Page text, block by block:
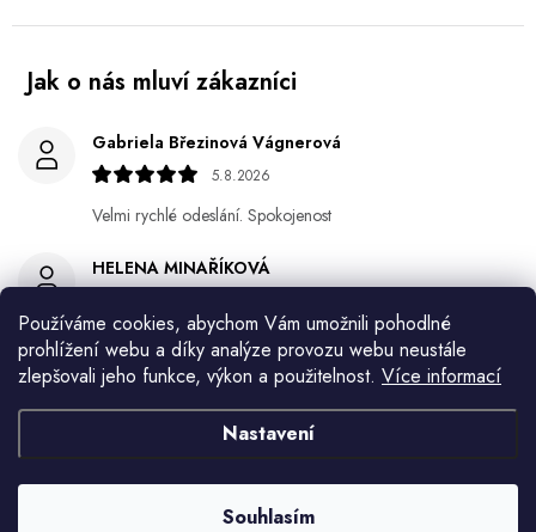
Používáme cookies, abychom Vám umožnili pohodlné
prohlížení webu a díky analýze provozu webu neustále
zlepšovali jeho funkce, výkon a použitelnost. Více informací
Nastavení
Souhlasím
Gabriela Březinová Vágnerová
5.8.2026
Velmi rychlé odeslání. Spokojenost
HELENA MINAŘÍKOVÁ
Je sice větší ale vypadá dobře
Ivana Mimrackova
4.8.2026
2.8.2026